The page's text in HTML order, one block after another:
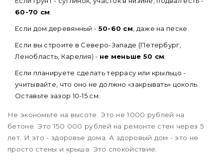
60-70 см
Если дом деревянный - 50-60 см , даже на песке.
Если вы строите в Северо-Западе (Петербург,
Ленобласть, Карелия) - не меньше 50 см
Если планируете сделать террасу или крыльцо -
учитывайте, что оно не должно «закрывать» цоколь.
Оставьте зазор 10-15 см.
Не экономьте на высоте. Это не 1000 рублей на
бетоне. Это 150 000 рублей на ремонте стен через 5
лет. И это - здоровье дома. А здоровый дом - это не
просто стены и крыша. Это спокойствие.